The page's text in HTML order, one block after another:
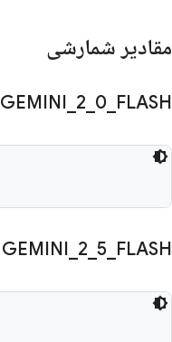
مقادیر شمارشی
GEMINI 2 0 FLASH
GEMINI 2 5 FLASH